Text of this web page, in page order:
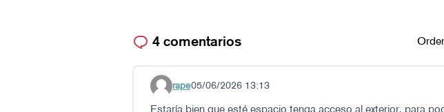
4 comentarios
Comentario 72
rape05/06/2026 13:13
Estaría bien que esté espacio tenga acceso al exterior, para